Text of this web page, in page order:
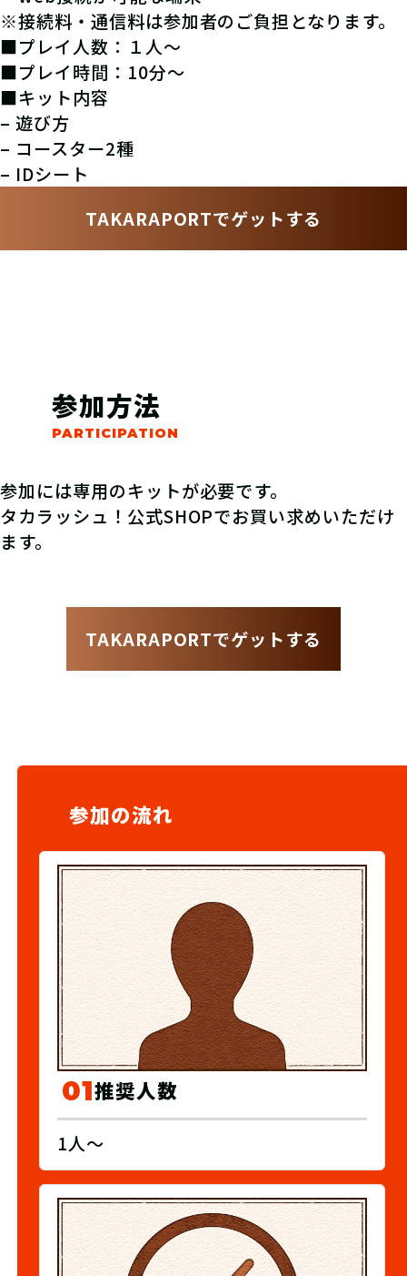
※接続料・通信料は参加者のご負担となります。
■プレイ人数：１人〜
■プレイ時間：10分〜
■キット内容
– 遊び方
– コースター2種
– IDシート
TAKARAPORTでゲットする
参加方法
参加には専用のキットが必要です。
タカラッシュ！公式SHOPでお買い求めいただけ
ます。
TAKARAPORTでゲットする
参加の流れ
01推奨人数
1人～